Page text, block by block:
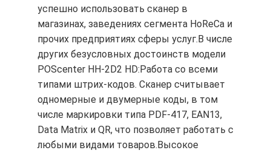
успешно использовать сканер в
магазинах, заведениях сегмента HoReCa и
прочих предприятиях сферы услуг.В числе
других безусловных достоинств модели
POScenter HH-2D2 HD:Работа со всеми
типами штрих-кодов. Сканер считывает
одномерные и двумерные коды, в том
числе маркировки типа PDF-417, EAN13,
Data Matrix и QR, что позволяет работать с
любыми видами товаров.Высокое